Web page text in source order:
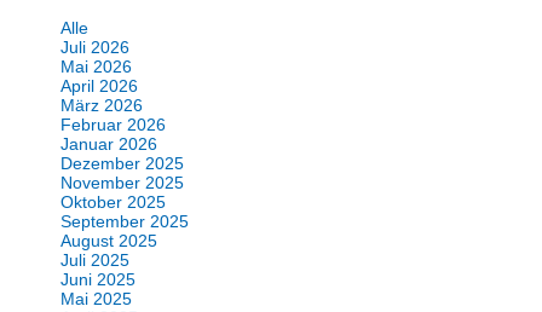
Alle
Juli 2026
Mai 2026
April 2026
März 2026
Februar 2026
Januar 2026
Dezember 2025
November 2025
Oktober 2025
September 2025
August 2025
Juli 2025
Juni 2025
Mai 2025